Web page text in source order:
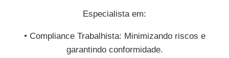
Especialista em:
• Compliance Trabalhista: Minimizando riscos e
garantindo conformidade.